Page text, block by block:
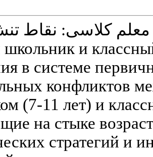
معلم کلاسی: نقاط
и
в системе
конфликтов
(7-11 лет) и
на стыке
стратегий и